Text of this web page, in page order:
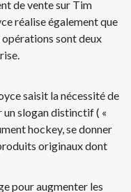
de vente sur Tim
réalise également que
sont deux
saisit la nécessité de
slogan distinctif ( «
hockey, se donner
originaux dont
pour augmenter les